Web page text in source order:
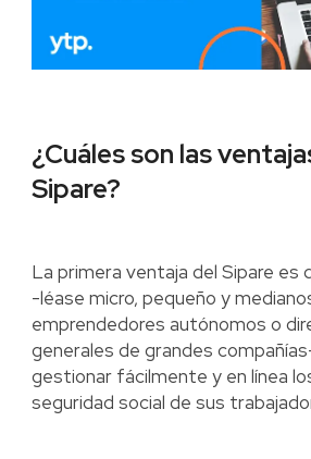
¿Cuáles son las
Sipare?
La primera ventaja del Sipare es
-léase micro, pequeño y
emprendedores autónomos o
generales de grandes
gestionar fácilmente y en línea
seguridad social de sus